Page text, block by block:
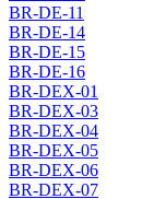
BR-DE-11
BR-DE-14
BR-DE-15
BR-DE-16
BR-DEX-01
BR-DEX-03
BR-DEX-04
BR-DEX-05
BR-DEX-06
BR-DEX-07